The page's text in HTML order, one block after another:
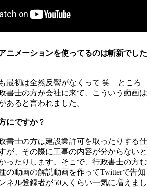
ニメーションを使ってるのは斬新でした
最初は全然反響がなくって 笑 ところ
書士の方が会社に来て、こういう動画は
あると言われました。
にですか？
書士の方は建設業許可を取ったりする仕
が、その際に工事の内容が分からないと
ったりします。そこで、行政書士の方む
の動画の解説動画を作ってTwitterで告知
ネル登録者が50人くらい一気に増えまし